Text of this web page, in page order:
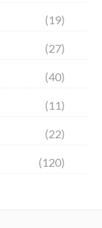
(19)
(27)
(40)
(11)
(22)
(120)